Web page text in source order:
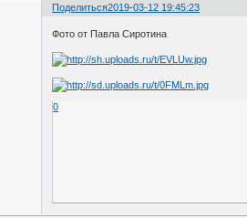
Поделиться2019-03-12 19:45:23
Фото от Павла Сиротина
0